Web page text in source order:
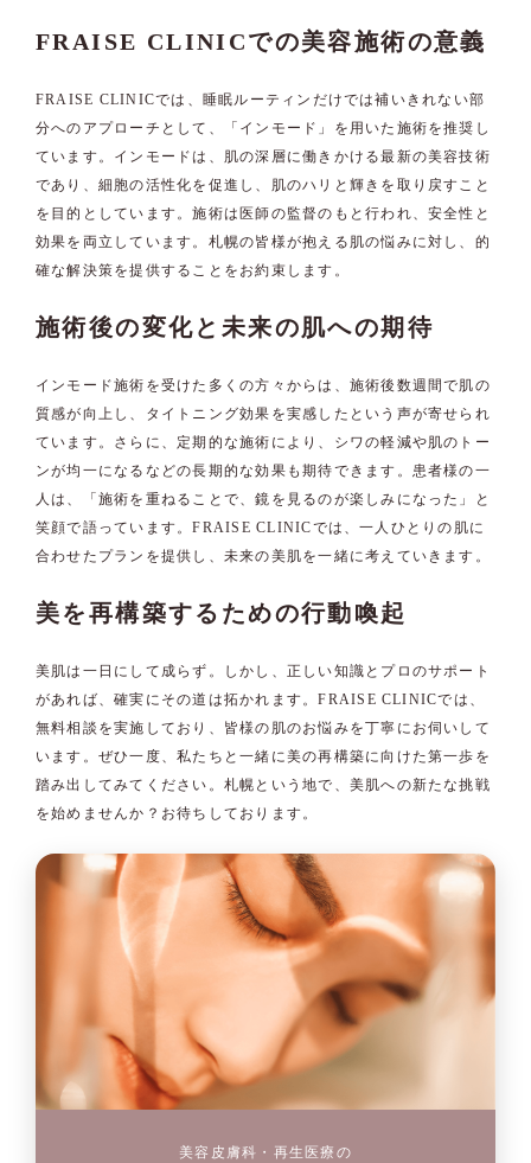
FRAISE CLINICでの美容施術の意義
FRAISE CLINICでは、睡眠ルーティンだけでは補いきれない部
分へのアプローチとして、「インモード」を用いた施術を推奨し
ています。インモードは、肌の深層に働きかける最新の美容技術
であり、細胞の活性化を促進し、肌のハリと輝きを取り戻すこと
を目的としています。施術は医師の監督のもと行われ、安全性と
効果を両立しています。札幌の皆様が抱える肌の悩みに対し、的
確な解決策を提供することをお約束します。
施術後の変化と未来の肌への期待
インモード施術を受けた多くの方々からは、施術後数週間で肌の
質感が向上し、タイトニング効果を実感したという声が寄せられ
ています。さらに、定期的な施術により、シワの軽減や肌のトー
ンが均一になるなどの長期的な効果も期待できます。患者様の一
人は、「施術を重ねることで、鏡を見るのが楽しみになった」と
笑顔で語っています。FRAISE CLINICでは、一人ひとりの肌に
合わせたプランを提供し、未来の美肌を一緒に考えていきます。
美を再構築するための行動喚起
美肌は一日にして成らず。しかし、正しい知識とプロのサポート
があれば、確実にその道は拓かれます。FRAISE CLINICでは、
無料相談を実施しており、皆様の肌のお悩みを丁寧にお伺いして
います。ぜひ一度、私たちと一緒に美の再構築に向けた第一歩を
踏み出してみてください。札幌という地で、美肌への新たな挑戦
を始めませんか？お待ちしております。
美容皮膚科・再生医療の